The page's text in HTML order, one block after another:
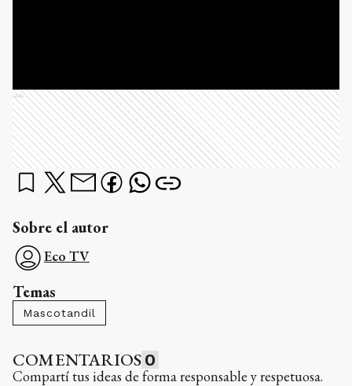
Ads
Sobre el autor
Eco TV
Temas
Mascotandil
COMENTARIOS 0
Compartí tus ideas de forma responsable y respetuosa.